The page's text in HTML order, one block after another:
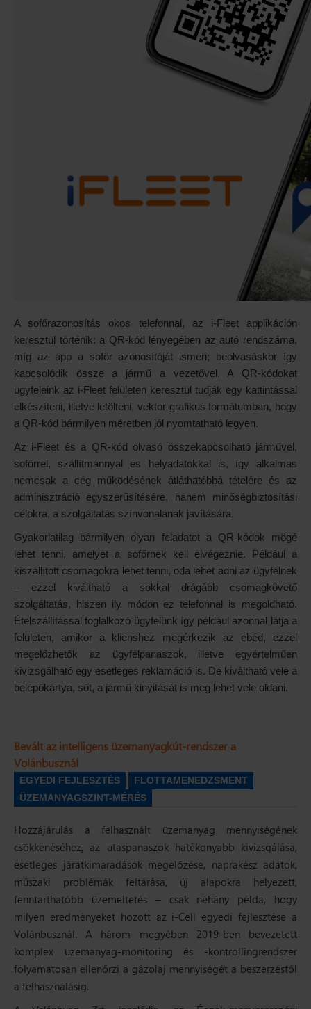
A sofőrazonosítás okos telefonnal, az i-Fleet applikáción
keresztül történik: a QR-kód lényegében az autó rendszáma,
míg az app a sofőr azonosítóját ismeri; beolvasáskor így
kapcsolódik össze a jármű a vezetővel. A QR-kódokat
ügyfeleink az i-Fleet felületen keresztül tudják egy kattintással
elkészíteni, illetve letölteni, vektor grafikus formátumban, hogy
a QR-kód bármilyen méretben jól nyomtatható legyen.
Az i-Fleet és a QR-kód olvasó összekapcsolható járművel,
sofőrrel, szállítmánnyal és helyadatokkal is, így alkalmas
nemcsak a cég működésének átláthatóbbá tételére és az
adminisztráció egyszerűsítésére, hanem minőségbiztosítási
célokra, a szolgáltatás színvonalának javítására.
Gyakorlatilag bármilyen olyan feladatot a QR-kódok mögé
lehet tenni, amelyet a sofőrnek kell elvégeznie. Például a
kiszállított csomagokra lehet tenni, oda lehet adni az ügyfélnek
– ezzel kiváltható a sokkal drágább csomagkövető
szolgáltatás, hiszen ily módon ez telefonnal is megoldható.
Ételszállítással foglalkozó ügyfelünk így például azonnal látja a
felületen, amikor a klienshez megérkezik az ebéd, ezzel
megelőzhetők az ügyfélpanaszok, illetve egyértelműen
kivizsgálható egy esetleges reklamáció is. De kiváltható vele a
belépőkártya, sőt, a jármű kinyitását is meg lehet vele oldani.
Bevált az intelligens üzemanyagkút-rendszer a
Volánbusznál
EGYEDI FEJLESZTÉS
FLOTTAMENEDZSMENT
ÜZEMANYAGSZINT-MÉRÉS
Hozzájárulás a felhasznált üzemanyag mennyiségének
csökkenéséhez, az utaspanaszok hatékonyabb kivizsgálása,
esetleges járatkimaradások megelőzése, naprakész adatok,
műszaki problémák feltárása, új alapokra helyezett,
fenntarthatóbb üzemeltetés – csak néhány példa, hogy
milyen eredményeket hozott az i-Cell egyedi fejlesztése a
Volánbusznál. A három megyében 2019-ben bevezetett
komplex üzemanyag-monitoring és -kontrollingrendszer
folyamatosan ellenőrzi a gázolaj mennyiségét a beszerzéstől
a felhasználásig.